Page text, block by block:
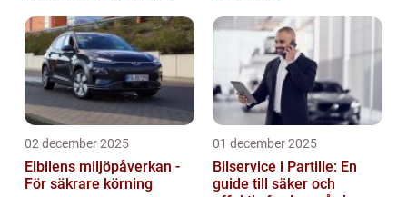
02 december 2025
Elbilens miljöpåverkan -
För säkrare körning
01 december 2025
Bilservice i Partille: En
guide till säker och